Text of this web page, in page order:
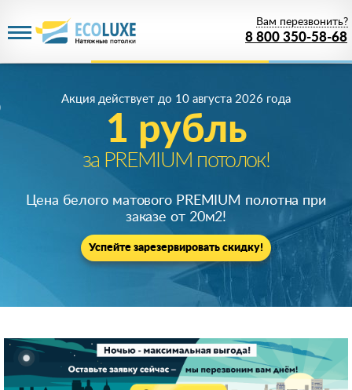
8 800 350-58-68
Вам перезвонить?
1 рубль
за PREMIUM потолок!
Акция действует до 10 августа 2026 года
Цена белого матового PREMIUM полотна при
заказе от 20м2!
Успейте зарезервировать скидку!